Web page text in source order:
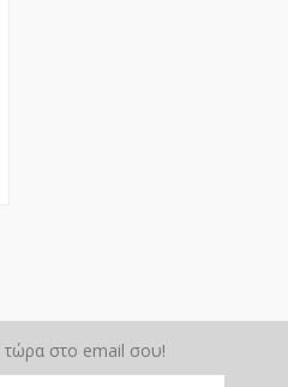
τώρα στο email σου!